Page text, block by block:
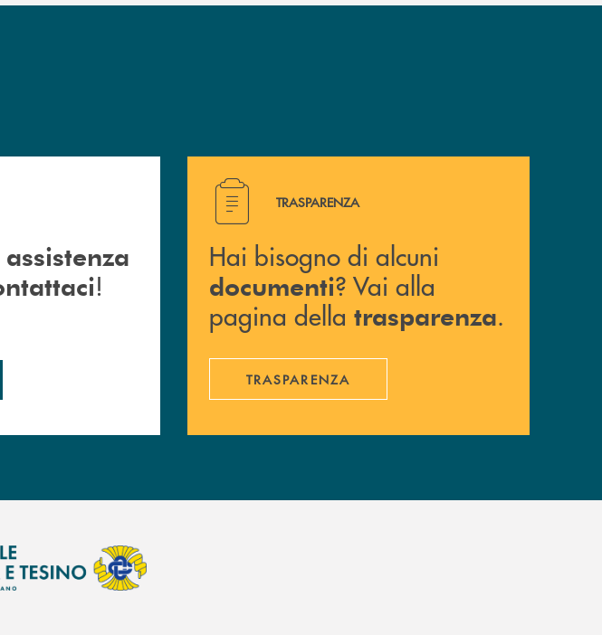
immediata? Contattaci !
assistenza
!
Hai bisogno di alcuni documenti ? Vai alla pagina della
TRASPARENZA
Hai bisogno di alcuni
documenti? Vai alla
pagina della trasparenza.
TRASPARENZA